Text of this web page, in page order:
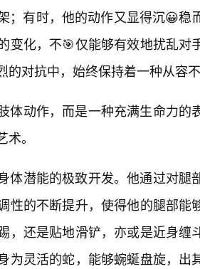
；有时，他的动作又显得沉😀稳
变化，不🎯仅能够有效地扰乱对
对抗中，始终保持着一种从容不
体动作，而是一种充满生命力的
。
体潜能的极致开发。他通过对腿
性的不断提升，使得他的腿部能
，还是贴地滑铲，亦或是近身缠
为灵活的蛇，能够蜿蜒盘旋，出